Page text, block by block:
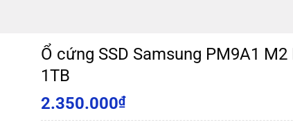
Ổ cứng SSD Samsung PM9A1 M2
1TB
2.350.000₫